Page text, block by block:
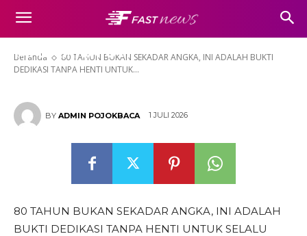
Beranda
80 TAHUN BUKAN SEKADAR ANGKA, INI ADALAH BUKTI
DEDIKASI TANPA HENTI UNTUK...
DEDIKASI TANPA HENTI UNTUK
SELALU HADIR DI TENGAH
MASYARAKAT
BY ADMIN POJOKBACA 1 JULI 2026
80 TAHUN BUKAN SEKADAR ANGKA, INI ADALAH
BUKTI DEDIKASI TANPA HENTI UNTUK SELALU